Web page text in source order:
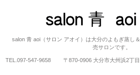
salon 青 aoi
salon 青 aoi（サロン アオイ）は大分のよもぎ蒸し
売サロンです。
TEL. 097-547-9658 〒870-0906 大分市大州浜